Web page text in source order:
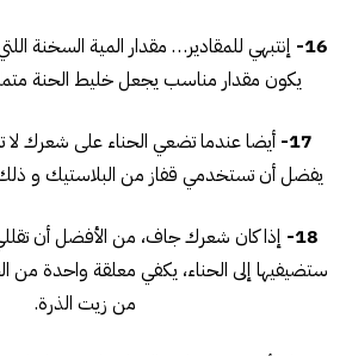
16- إنتبهي للمقادير… مقدار المية السخنة
يكون مقدار مناسب يجعل خليط الحنة
17- أيضا عندما تضعي الحناء على شعرك
يفضل أن تستخدمي قفاز من البلاستيك و
18- إذا كان شعرك جاف، من الأفضل أن
من زيت الذرة.